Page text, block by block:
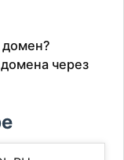
домен?
через